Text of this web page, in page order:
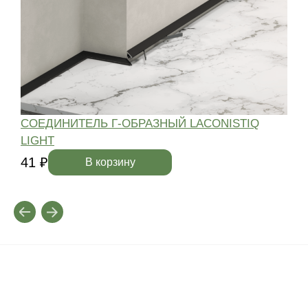
СОЕДИНИТЕЛЬ Г-ОБРАЗНЫЙ LACONISTIQ
LIGHT
41 ₽ В корзину